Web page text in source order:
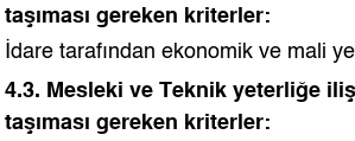
taşıması gereken kriterler:
İdare tarafından ekonomik ve mali
4.3. Mesleki ve Teknik yeterliğe
taşıması gereken kriterler: